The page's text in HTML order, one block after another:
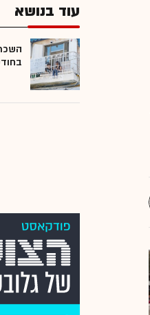
עוד בנושא